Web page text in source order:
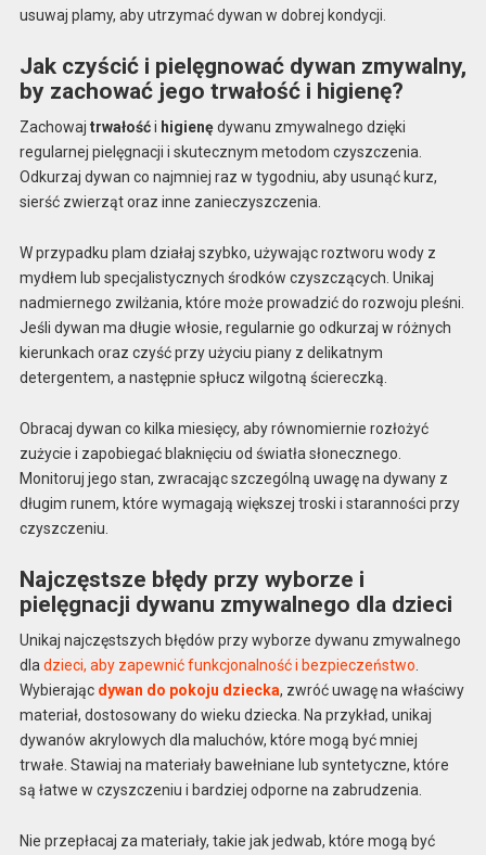
usuwaj plamy, aby utrzymać dywan w dobrej kondycji.
Jak czyścić i pielęgnować dywan zmywalny,
by zachować jego trwałość i higienę?
Zachowaj trwałośći higienędywanu zmywalnego dzięki
regularnej pielęgnacji i skutecznym metodom czyszczenia.
Odkurzaj dywan co najmniej raz w tygodniu, aby usunąć kurz,
sierść zwierząt oraz inne zanieczyszczenia.
W przypadku plam działaj szybko, używając roztworu wody z
mydłem lub specjalistycznych środków czyszczących. Unikaj
nadmiernego zwilżania, które może prowadzić do rozwoju pleśni.
Jeśli dywan ma długie włosie, regularnie go odkurzaj w różnych
kierunkach oraz czyść przy użyciu piany z delikatnym
detergentem, a następnie spłucz wilgotną ściereczką.
Obracaj dywan co kilka miesięcy, aby równomiernie rozłożyć
zużycie i zapobiegać blaknięciu od światła słonecznego.
Monitoruj jego stan, zwracając szczególną uwagę na dywany z
długim runem, które wymagają większej troski i staranności przy
czyszczeniu.
Najczęstsze błędy przy wyborze i
pielęgnacji dywanu zmywalnego dla dzieci
Unikaj najczęstszych błędów przy wyborze dywanu zmywalnego
dla dzieci, aby zapewnić funkcjonalność i bezpieczeństwo
Wybierając dywan do pokoju dziecka, zwróć uwagę na właściwy
materiał, dostosowany do wieku dziecka. Na przykład, unikaj
dywanów akrylowych dla maluchów, które mogą być mniej
trwałe. Stawiaj na materiały bawełniane lub syntetyczne, które
są łatwe w czyszczeniu i bardziej odporne na zabrudzenia.
Nie przepłacaj za materiały, takie jak jedwab, które mogą być